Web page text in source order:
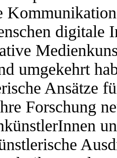
digitale
umgekehrt
Ansätze
Forschung